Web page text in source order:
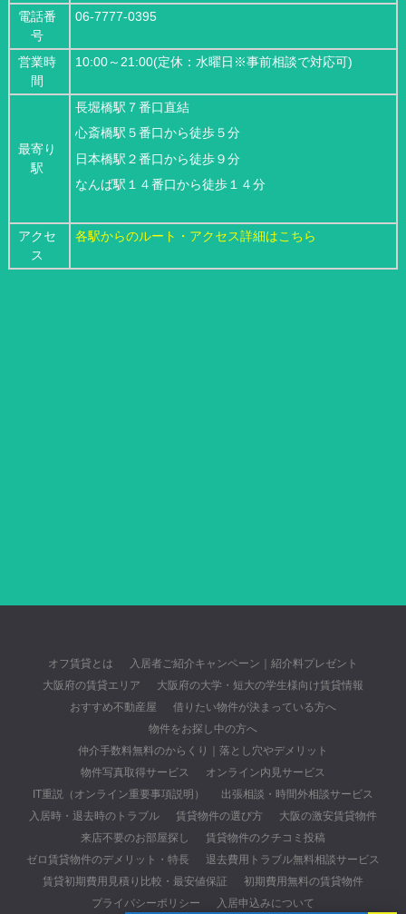
電話番
号
06-7777-0395
営業時
間
10:00～21:00(定休：水曜日※事前相談で対応可)
最寄り
駅
長堀橋駅７番口直結
心斎橋駅５番口から徒歩５分
日本橋駅２番口から徒歩９分
なんば駅１４番口から徒歩１４分
アクセ
ス
各駅からのルート・アクセス詳細はこちら
オフ賃貸とは
入居者ご紹介キャンペーン｜紹介料プレゼント
大阪府の賃貸エリア
大阪府の大学・短大の学生様向け賃貸情報
おすすめ不動産屋
借りたい物件が決まっている方へ
物件をお探し中の方へ
仲介手数料無料のからくり｜落とし穴やデメリット
物件写真取得サービス
オンライン内見サービス
IT重説（オンライン重要事項説明）
出張相談・時間外相談サービス
入居時・退去時のトラブル
賃貸物件の選び方
大阪の激安賃貸物件
来店不要のお部屋探し
賃貸物件のクチコミ投稿
ゼロ賃貸物件のデメリット・特長
退去費用トラブル無料相談サービス
賃貸初期費用見積り比較・最安値保証
初期費用無料の賃貸物件
プライバシーポリシー
入居申込みについて